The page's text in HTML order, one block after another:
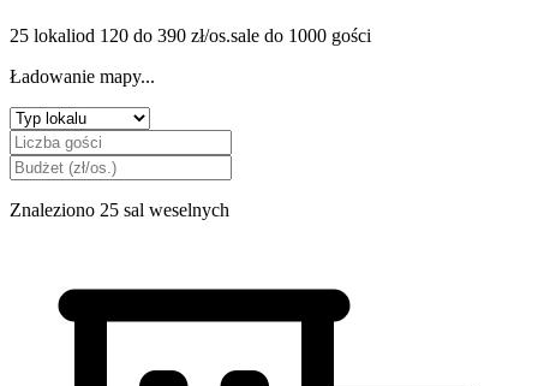
25 lokaliod 120 do 390 zł/os.sale do 1000 gości
Ładowanie mapy...
Znaleziono 25 sal weselnych